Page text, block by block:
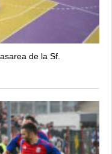
de la Sf.